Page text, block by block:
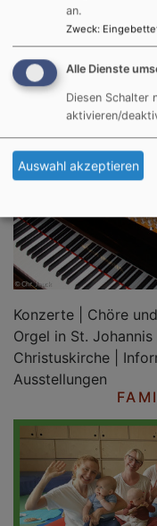
Gruppen und Kreise,
Gemeinschaft
Konzerte | Chöre
Orgel in St.
Christuskirche |
Ausstellungen
an.
Zweck:
Alle Dienste
Diesen Schalter
aktivieren/
Auswahl akzeptieren